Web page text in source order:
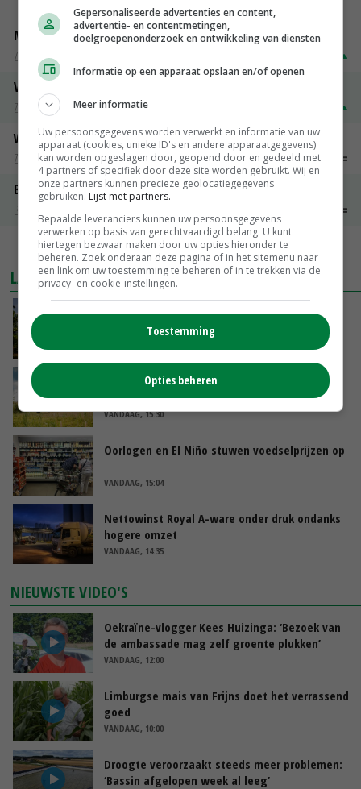
Magere melkpoeder
Zuivel weekprijzen
Volle melkpoeder
Zuivel weekprijzen
Weipoeder
Zuivel weekprijzen
€ 134,00 € 0,00
Boeren Gouda 12 kg
Boerenkaas
MEER MARKTPRIJZEN
LAATSTE NIEUWS
Kamervragen over onttrekkingsverbod,
minister spreekt van ‘ondernemersrisico’
‘Rendement van Krullvarkens komt van de
overkant’
VANDAAG, 15:30
Oorlogen en El Niño stuwen voedselprijzen op
VANDAAG, 15:04
Nettowinst Royal A-ware onder druk ondanks
hogere omzet
VANDAAG, 14:35
NIEUWSTE VIDEO'S
Oekraïne-vlogger Kees Huizinga: ‘Bezoek van
de ambassade mag zelf groente plukken’
VANDAAG, 12:00
Limburgse mais van Frijns doet het verrassend
goed
VANDAAG, 10:00
Droogte veroorzaakt steeds meer problemen:
‘Bassin afgelopen week al leeg’
Gepersonaliseerde advertenties en content,
advertentie- en contentmetingen,
doelgroepenonderzoek en ontwikkeling van diensten
Informatie op een apparaat opslaan en/of openen
Meer informatie
Uw persoonsgegevens worden verwerkt en informatie van uw
apparaat (cookies, unieke ID's en andere apparaatgegevens)
kan worden opgeslagen door, geopend door en gedeeld met
4 partners of specifiek door deze site worden gebruikt. Wij en
onze partners kunnen precieze geolocatiegegevens
gebruiken. Lijst met partners.
Bepaalde leveranciers kunnen uw persoonsgegevens
verwerken op basis van gerechtvaardigd belang. U kunt
hiertegen bezwaar maken door uw opties hieronder te
beheren. Zoek onderaan deze pagina of in het sitemenu naar
een link om uw toestemming te beheren of in te trekken via de
privacy- en cookie-instellingen.
Toestemming
Opties beheren